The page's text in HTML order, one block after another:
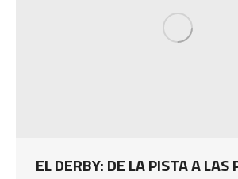
EL DERBY: DE LA PISTA A LAS